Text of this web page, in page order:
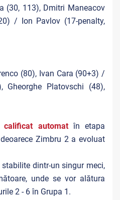
(30, 113), Dmitri Maneacov
/ Ion Pavlov (17-penalty,
(80), Ivan Cara (90+3) /
Gheorghe Platovschi (48),
calificat automatîn etapa
Zimbru 2 a evoluat
dintr-un singur meci,
unde se vor alătura
2 - 6 în Grupa 1.